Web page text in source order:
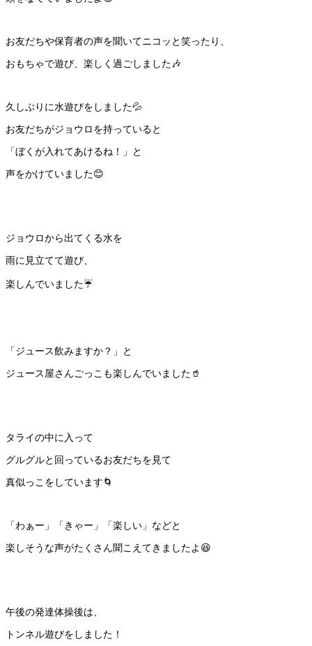
お友だちや保育者の声を聞いてニコッと笑ったり、
おもちゃで遊び、楽しく過ごしました🎶
久しぶりに水遊びをしました💦
お友だちがジョウロを持っていると
「ぼくが入れてあけるね！」と
声をかけていました😊
ジョウロから出てくる水を
雨に見立てて遊び、
楽しんでいました☔️
「ジュース飲みますか？」と
ジュース屋さんごっこも楽しんでいました🥤
タライの中に入って
グルグルと回っているお友だちを見て
真似っこをしています🌀
「わぁー」「きゃー」「楽しい」などと
楽しそうな声がたくさん聞こえてきましたよ😆
午後の発達体操後は、
トンネル遊びをしました！